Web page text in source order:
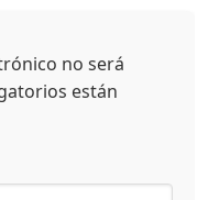
no será
están